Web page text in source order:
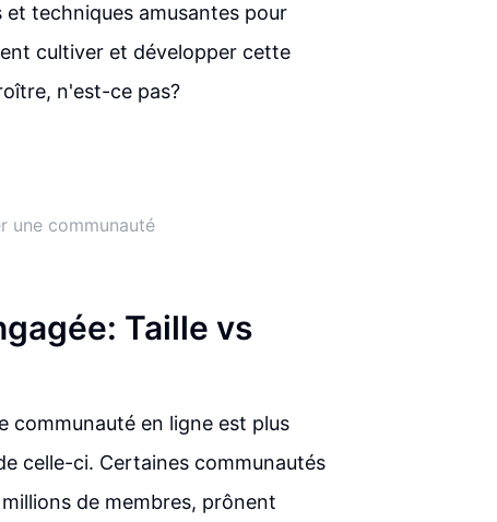
techniques amusantes pour
cultiver et développer cette
n'est-ce pas?
une communauté
Taille vs
communauté en ligne est plus
celle-ci. Certaines communautés
de membres, prônent